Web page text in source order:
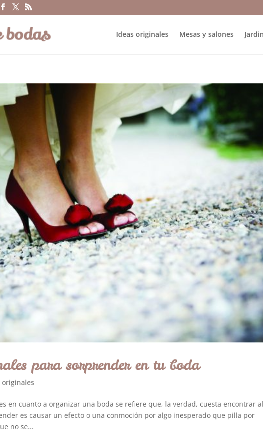
Ideas originales Mesas y salones
para sorprender en tu boda
originales
en cuanto a organizar una boda se refiere que, la verdad, cuesta encontrar
es causar un efecto o una conmoción por algo inesperado que pilla por
no se...